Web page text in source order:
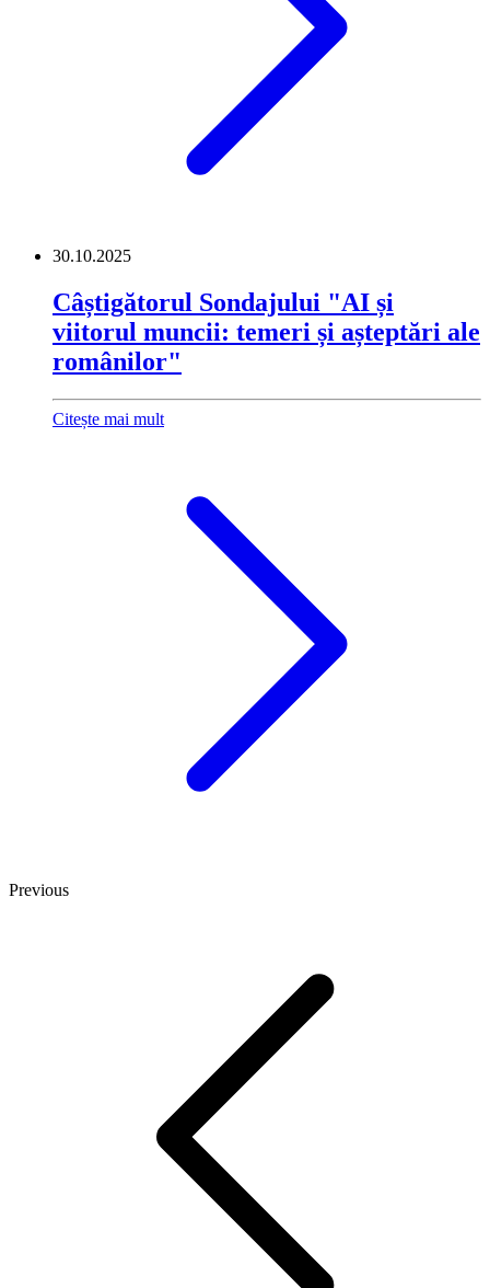
30.10.2025
Câștigătorul Sondajului "AI și
viitorul muncii: temeri și așteptări ale
românilor"
Citește mai mult
Previous